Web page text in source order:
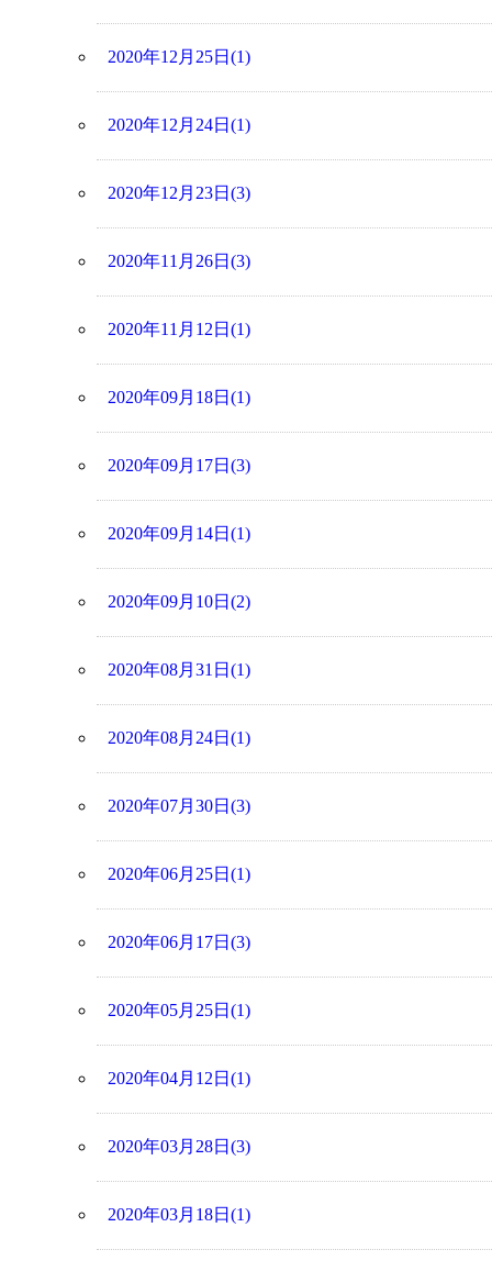
2020年12月25日(1)
2020年12月24日(1)
2020年12月23日(3)
2020年11月26日(3)
2020年11月12日(1)
2020年09月18日(1)
2020年09月17日(3)
2020年09月14日(1)
2020年09月10日(2)
2020年08月31日(1)
2020年08月24日(1)
2020年07月30日(3)
2020年06月25日(1)
2020年06月17日(3)
2020年05月25日(1)
2020年04月12日(1)
2020年03月28日(3)
2020年03月18日(1)